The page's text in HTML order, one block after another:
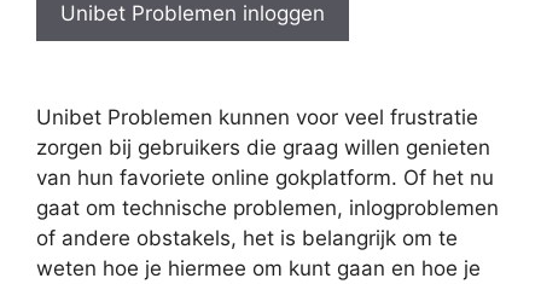
Unibet Problemen inloggen
Unibet Problemen kunnen voor veel frustratie
zorgen bij gebruikers die graag willen genieten
van hun favoriete online gokplatform. Of het nu
gaat om technische problemen, inlogproblemen
of andere obstakels, het is belangrijk om te
weten hoe je hiermee om kunt gaan en hoe je